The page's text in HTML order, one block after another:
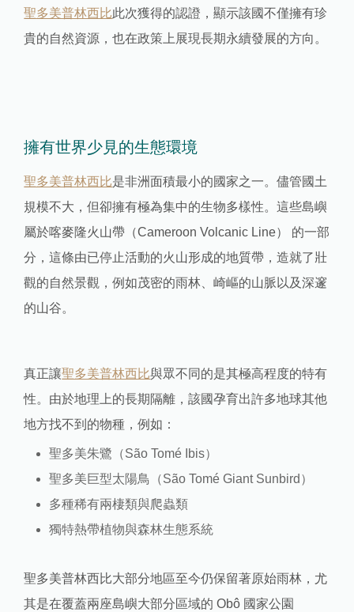
聖多美普林西比此次獲得的認證，顯示該國不僅擁有珍
貴的自然資源，也在政策上展現長期永續發展的方向。
擁有世界少見的生態環境
聖多美普林西比是非洲面積最小的國家之一。儘管國土
規模不大，但卻擁有極為集中的生物多樣性。這些島嶼
屬於喀麥隆火山帶（Cameroon Volcanic Line） 的一部
分，這條由已停止活動的火山形成的地質帶，造就了壯
觀的自然景觀，例如茂密的雨林、崎嶇的山脈以及深邃
的山谷。
真正讓聖多美普林西比與眾不同的是其極高程度的特有
性。由於地理上的長期隔離，該國孕育出許多地球其他
地方找不到的物種，例如：
聖多美朱鷺（São Tomé Ibis）
聖多美巨型太陽鳥（São Tomé Giant Sunbird）
多種稀有兩棲類與爬蟲類
獨特熱帶植物與森林生態系統
聖多美普林西比大部分地區至今仍保留著原始雨林，尤
其是在覆蓋兩座島嶼大部分區域的 Obô 國家公園